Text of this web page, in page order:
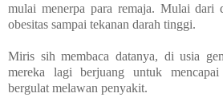
mulai menerpa para remaja. Mulai dari
obesitas sampai tekanan darah tinggi.
Miris sih membaca datanya, di usia
mereka lagi berjuang untuk
bergulat melawan penyakit.